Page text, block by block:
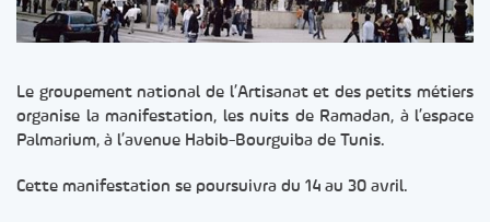
Le groupement national de l’Artisanat et des petits métiers
organise la manifestation, les nuits de Ramadan, à l’espace
Palmarium, à l’avenue Habib-Bourguiba de Tunis.
Cette manifestation se poursuivra du 14 au 30 avril.